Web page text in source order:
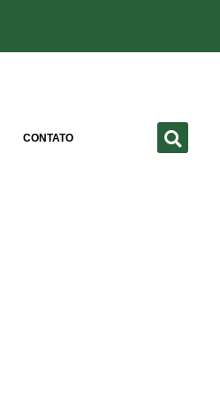
CONTATO